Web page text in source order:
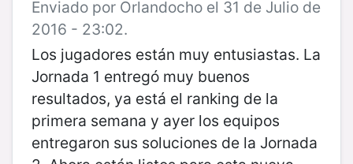
Enviado por Orlandocho el 31 de Julio de
2016 - 23:02.
Los jugadores están muy entusiastas. La
Jornada 1 entregó muy buenos
resultados, ya está el ranking de la
primera semana y ayer los equipos
entregaron sus soluciones de la Jornada